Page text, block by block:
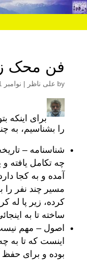
فن محک
by علی ناظر | نوامبر 21, 2024 7:39 ب.ظ
برای اینکه
را بشناسیم، به
شناسنامه –
چه تکامل یافته
آمده و به کجا
مسیر چند نفر را
کرده، زیر پا له
ساخته تا به
اصول – مهم
اینست که تا به
بوده و برای حفظ